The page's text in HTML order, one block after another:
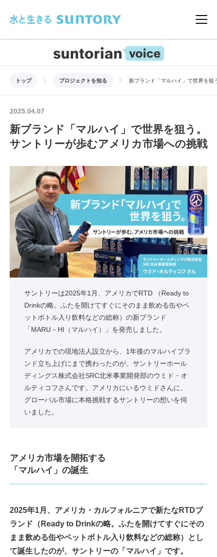
メ
トップ プロジェクトを知る 新ブランド「マルハイ」で世界を
2025.04.07
新ブランド「マルハイ」で世界を狙う。
サントリーが歩むアメリカ市場への挑戦
サントリーは2025年1月、アメリカでRTD （Ready to
Drinkの略。ふたを開けてすぐにそのまま飲める缶やペ
ットボトル入り飲料などの総称）の新ブランド
「MARU－HI（マルハイ）」を発売しました。
アメリカでの現地法人設立から、1年後のマルハイブラ
ンド立ち上げにまで携わったのが、サントリーホール
ディングス株式会社SRC北米事業開発部のウミド・オ
ルティコフさんです。アメリカにいるウミドさんに、
グローバル市場に本格挑戦するサントリーの想いを伺
いました。
アメリカ市場を開拓する
「マルハイ」の誕生
2025年1月、アメリカ・カルフォルニアで新たなRTDブ
ランド（Ready to Drinkの略。ふたを開けてすぐにその
まま飲める缶やペットボトル入り飲料などの総称）とし
て誕生したのが、サントリーの「マルハイ」です。